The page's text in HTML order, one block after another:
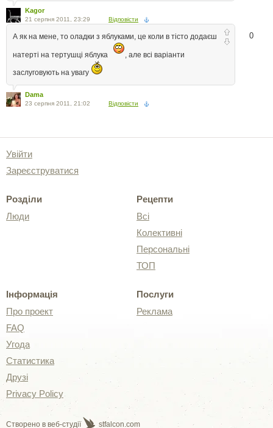
Kagor
21 серпня 2011, 23:29 Відповісти
0
А як на мене, то оладки з яблуками, це коли в тісто додаєш
натерті на тертушці яблука , але всі варіанти
заслуговують на увагу
Dama
23 серпня 2011, 21:02 Відповісти
Увійти
Зареєструватися
Розділи
Люди
Рецепти
Всі
Колективні
Персональні
ТОП
Інформація
Про проект
FAQ
Угода
Статистика
Друзі
Privacy Policy
Послуги
Реклама
Створено в веб-студії stfalcon.com